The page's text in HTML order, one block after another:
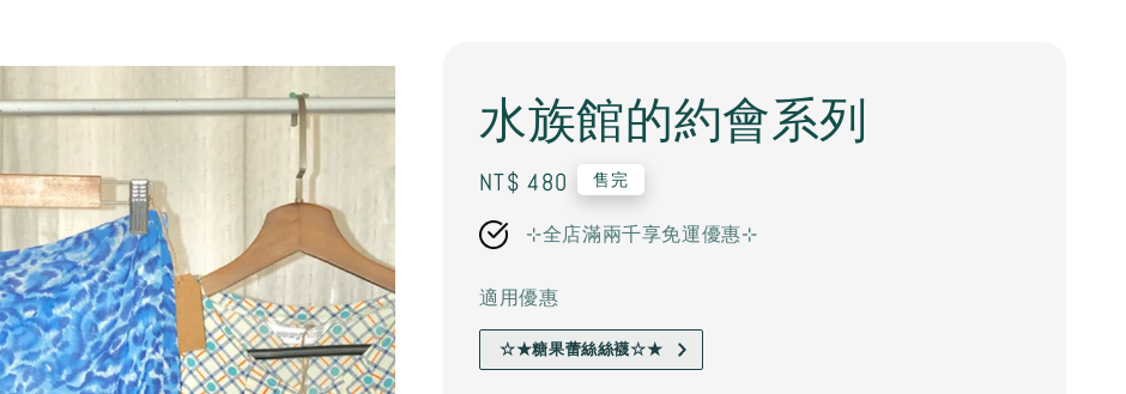
水族館的約會系列
Regular
price
NT$ 480 售完
⊹全店滿兩千享免運優惠⊹
適用優惠
☆★糖果蕾絲絲襪☆★